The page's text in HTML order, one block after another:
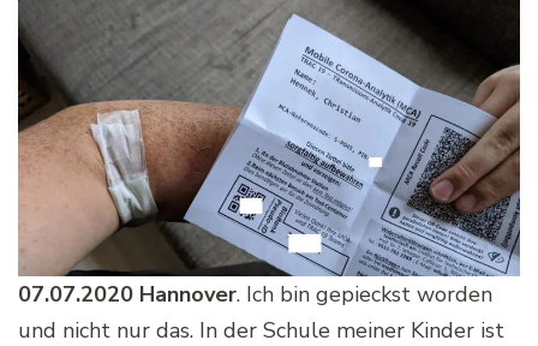
07.07.2020 Hannover. Ich bin gepieckst worden
und nicht nur das. In der Schule meiner Kinder ist